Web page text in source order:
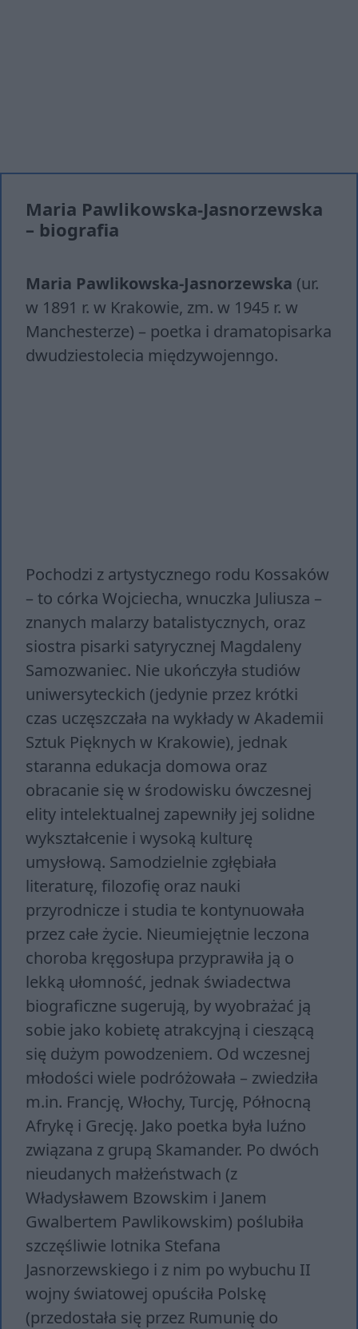
Maria Pawlikowska-Jasnorzewska
– biografia
Maria Pawlikowska-Jasnorzewska (ur.
w 1891 r. w Krakowie, zm. w 1945 r. w
Manchesterze) – poetka i dramatopisarka
dwudziestolecia międzywojenngo.
Pochodzi z artystycznego rodu Kossaków
– to córka Wojciecha, wnuczka Juliusza –
znanych malarzy batalistycznych, oraz
siostra pisarki satyrycznej Magdaleny
Samozwaniec. Nie ukończyła studiów
uniwersyteckich (jedynie przez krótki
czas uczęszczała na wykłady w Akademii
Sztuk Pięknych w Krakowie), jednak
staranna edukacja domowa oraz
obracanie się w środowisku ówczesnej
elity intelektualnej zapewniły jej solidne
wykształcenie i wysoką kulturę
umysłową. Samodzielnie zgłębiała
literaturę, filozofię oraz nauki
przyrodnicze i studia te kontynuowała
przez całe życie. Nieumiejętnie leczona
choroba kręgosłupa przyprawiła ją o
lekką ułomność, jednak świadectwa
biograficzne sugerują, by wyobrażać ją
sobie jako kobietę atrakcyjną i cieszącą
się dużym powodzeniem. Od wczesnej
młodości wiele podróżowała – zwiedziła
m.in. Francję, Włochy, Turcję, Północną
Afrykę i Grecję. Jako poetka była luźno
związana z grupą Skamander. Po dwóch
nieudanych małżeństwach (z
Władysławem Bzowskim i Janem
Gwalbertem Pawlikowskim) poślubiła
szczęśliwie lotnika Stefana
Jasnorzewskiego i z nim po wybuchu II
wojny światowej opuściła Polskę
(przedostała się przez Rumunię do